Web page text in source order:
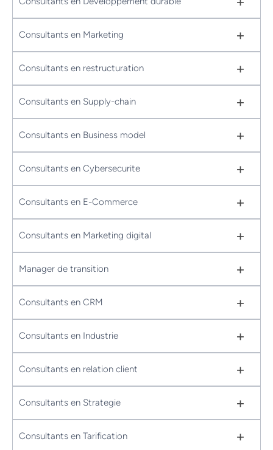
Consultants en Marketing +
Consultants en restructuration +
Consultants en Supply-chain +
Consultants en Business model +
Consultants en Cybersecurite +
Consultants en E-Commerce +
Consultants en Marketing digital +
Manager de transition +
Consultants en CRM +
Consultants en Industrie +
Consultants en relation client +
Consultants en Strategie +
Consultants en Tarification +